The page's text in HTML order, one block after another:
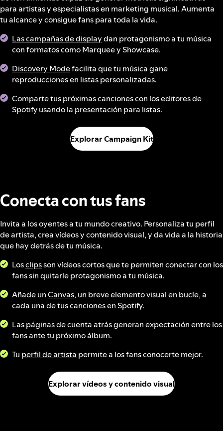
para artistas y especialistas en marketing musical. Aumenta
tu alcance y consigue fans para toda la vida.
Las campañas de displaydan protagonismo a tu música
con formatos como Marquee y Showcase.
Discovery Modefacilita que tu música gane
reproducciones en listas personalizadas.
Comparte tus próximas canciones con los editores de
Spotify usando la presentación para listas.
Explorar Campaign Kit
Conecta con tus fans
Invita a los oyentes a tu mundo creativo. Personaliza tu perfil
de artista, crea vídeos y contenido visual, y da vida a la historia
que hay detrás de tu música.
Losclipsson vídeos cortos que te permiten conectar con los
fans sin quitarle protagonismo a tu música.
Añade unCanvas, un breve elemento visual en bucle, a
cada una de tus canciones en Spotify.
Laspáginas de cuenta atrásgeneran expectación entre los
fans ante tu próximo álbum.
Tu perfil de artista permite a los fans conocerte mejor.
Explorar vídeos y contenido visual